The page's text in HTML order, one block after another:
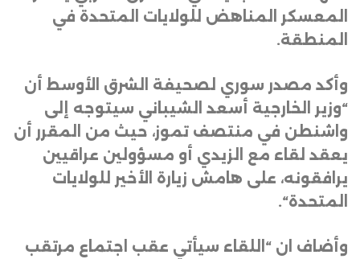
المعسكر المناهض للولايات المتحدة في
المنطقة.
وأكد مصدر سوري لصحيفة الشرق الأوسط أن
“وزير الخارجية أسعد الشيباني سيتوجه إلى
واشنطن في منتصف تموز، حيث من المقرر أن
يعقد لقاء مع الزيدي أو مسؤولين عراقيين
يرافقونه، على هامش زيارة الأخير للولايات
المتحدة“.
وأضاف ان “اللقاء سيأتي عقب اجتماع مرتقب